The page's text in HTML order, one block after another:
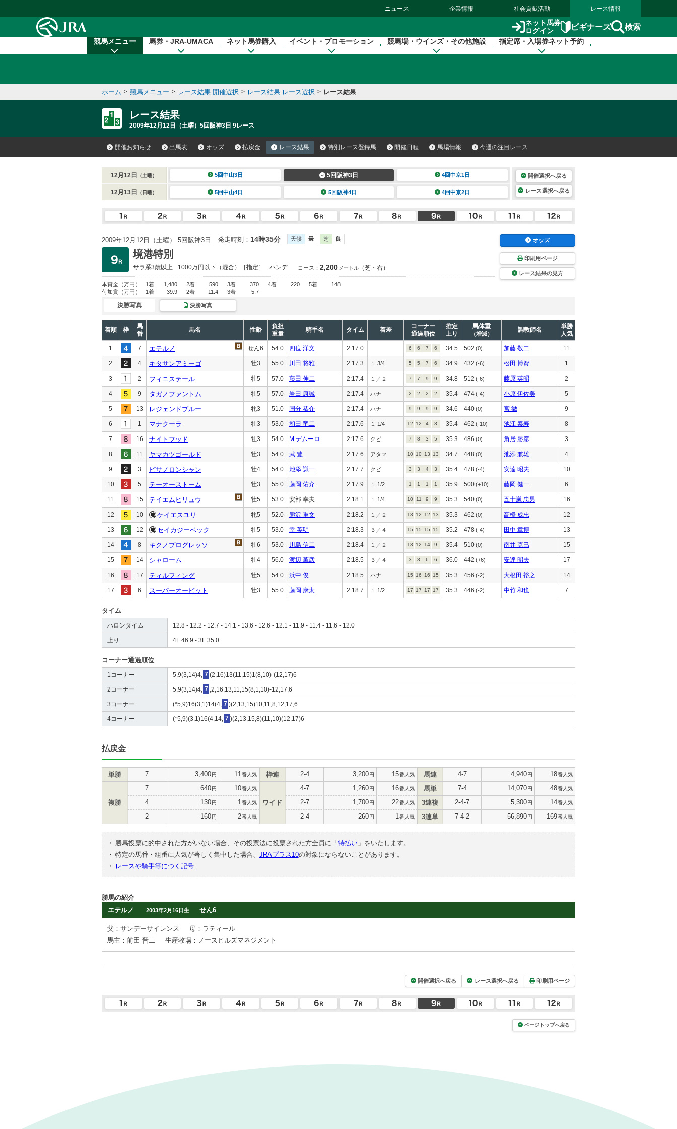
ニュース 企業情報 社会貢献活動 レース情報
ネット馬券
ログイン
ビギナーズ 検索
競馬メニュー 馬券・JRA-UMACA ネット馬券購入 イベント・プロモーション 競馬場・ウインズ・その他施設 指定席・入場券ネット予約
ホーム > 競馬メニュー > レース結果 開催選択 > レース結果 レース選択 > レース結果
レース結果
2009年12月12日（土曜）5回阪神3日 9レース
開催お知らせ 出馬表 オッズ 払戻金 レース結果 特別レース登録馬 開催日程 馬場情報 今週の注目レース
12月12日 （土曜） 5回中山3日 5回阪神3日 4回中京1日
12月13日 （日曜） 5回中山4日 5回阪神4日 4回中京2日
開催選択へ戻る
レース選択へ戻る
2009年12月12日（土曜） 5回阪神3日 発走時刻： 14時35分 天候 曇 芝 良
境港特別
サラ系3歳以上 1000万円以下 （混合）［指定］ ハンデ コース： 2,200 メートル （芝・右）
本賞金 （万円） 1着 1,480 2着 590 3着 370 4着 220 5着
148
付加賞 （万円） 1着 39.9 2着 11.4 3着 5.7
オッズ
印刷用ページ
レース結果の見方
決勝写真 決勝写真
着順 枠
馬
番
馬名 性齢
負担
重量
騎手名 タイム 着差
コーナー
通過順位
推定
上り
馬体重
（増減）
調教師名
単勝
人気
1 7 エテルノ せん6 54.0 四位 洋文 2:17.0 6 6 7 6 34.5 502 (0) 加藤 敬二 11
2 4 キタサンアミーゴ 牡3 55.0 川田 将雅 2:17.3 １ 3/4 5 5 7 6 34.9 432 (-6) 松田 博資 1
3 2 フィニステール 牡5 57.0 藤田 伸二 2:17.4 １／２ 7 7 9 9 34.8 512 (-6) 藤原 英昭 2
4 9 タガノファントム 牡5 57.0 岩田 康誠 2:17.4 ハナ 2 2 2 2 35.4 474(-4) 小原 伊佐美 5
5 13 レジェンドブルー 牝3 51.0 国分 恭介 2:17.4 ハナ 9 9 9 9 34.6 440(0) 宮 徹 9
6 1 マナクーラ 牡3 53.0 和田 竜二 2:17.6 １ 1/4 12 12 4 3 35.4 462 (-10) 池江 泰寿 8
7 16 ナイトフッド 牡3 54.0 M.デムーロ 2:17.6 クビ 7 8 3 5 35.3 486 (0) 角居 勝彦 3
8 11 ヤマカツゴールド 牡3 54.0 武 豊 2:17.6 アタマ 10 10 13 13 34.7 448 (0) 池添 兼雄 4
9 3 ピサノロンシャン 牡4 54.0 池添 謙一 2:17.7 クビ 3 3 4 3 35.4 478(-4) 安達 昭夫 10
10 5 テーオーストーム 牡3 55.0 藤岡 佑介 2:17.9 １ 1/2 1 1 1 1 35.9 500(+10) 藤岡 健一 6
11 15 テイエムヒリュウ 牡5 53.0 安部 幸夫 2:18.1 １ 1/4 10 11 9 9 35.3 540(0) 五十嵐 忠男 16
12 10 ケイエスユリ 牝5 52.0 熊沢 重文 2:18.2 １／２ 13 12 12 13 35.3 462 (0) 高橋 成忠 12
13 12 セイカジーベック 牡5 53.0 幸 英明 2:18.3 ３／４ 15 15 15 15 35.2 478(-4) 田中 章博 13
14 8 キクノプログレッソ 牡6 53.0 川島 信二 2:18.4 １／２ 13 12 14 9 35.4 510(0) 南井 克巳 15
15 14 シャローム 牡4 56.0 渡辺 薫彦 2:18.5 ３／４ 3 3 6 6 36.0 442 (+6) 安達 昭夫 17
16 17 ティルフィング 牡5 54.0 浜中 俊 2:18.5 ハナ 15 16 16 15 35.3 456 (-2) 大根田 裕之 14
17 6 スーパーオービット 牡3 55.0 藤岡 康太 2:18.7 １ 1/2 17 17 17 17 35.3 446 (-2) 中竹 和也 7
タイム
ハロンタイム 12.8 - 12.2 - 12.7 - 14.1 - 13.6 - 12.6 - 12.1 - 11.9 - 11.4 - 11.6 - 12.0
上り 4F 46.9 - 3F 35.0
コーナー通過順位
1コーナー 5,9(3,14)4, 7 (2,16)13(11,15)1(8,10)-(12,17)6
2コーナー 5,9(3,14)4, 7 ,2,16,13,11,15(8,1,10)-12,17,6
3コーナー (*5,9)16(3,1)14(4, 7 )(2,13,15)10,11,8,12,17,6
4コーナー (*5,9)(3,1)16(4,14, 7 )(2,13,15,8)(11,10)(12,17)6
払戻金
単勝 7 3,400円 11 番人気
複勝
7 640円 10番人気
4 130円 1 番人気
2 160円 2番人気
枠連 2-4 3,200円 15番人気
ワイド
4-7 1,260円 16番人気
2-7 1,700円 22番人気
2-4 260円 1 番人気
馬連 4-7 4,940円 18番人気
馬単 7-4 14,070円 48番人気
3連複 2-4-7 5,300円 14番人気
3連単 7-4-2 56,890円 169番人気
・ 勝馬投票に的中された方がいない場合、その投票法に投票された方全員に「 特払い」をいたします。
・ 特定の馬番・組番に人気が著しく集中した場合、 JRAプラス10の対象にならないことがあります。
・
レースや騎手等につく記号
勝馬の紹介
エテルノ
2003年2月16日生 せん6
父：サンデーサイレンス
母：ラティール
馬主：前田 晋二
生産牧場：ノースヒルズマネジメント
開催選択へ戻る レース選択へ戻る 印刷用ページ
ページトップへ戻る